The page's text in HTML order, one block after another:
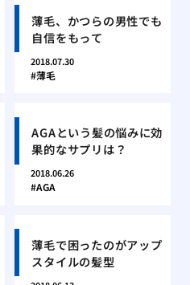
薄毛、かつらの男性でも
自信をもって
2018.07.30
薄毛
AGAという髪の悩みに効
果的なサプリは？
2018.06.26
AGA
薄毛で困ったのがアップ
スタイルの髪型